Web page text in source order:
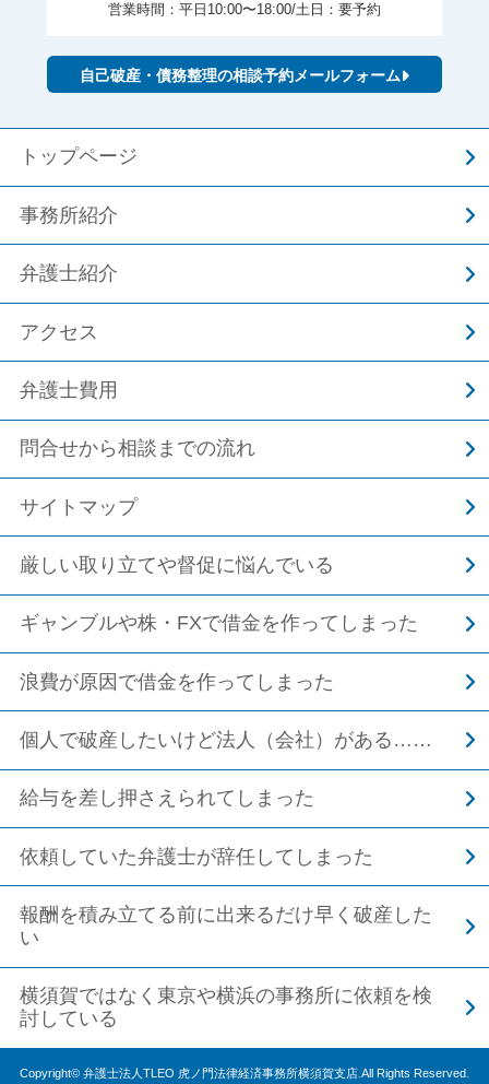
営業時間：平日10:00〜18:00/土日：要予約
自己破産・債務整理の相談予約メールフォーム
トップページ
事務所紹介
弁護士紹介
アクセス
弁護士費用
問合せから相談までの流れ
サイトマップ
厳しい取り立てや督促に悩んでいる
ギャンブルや株・FXで借金を作ってしまった
浪費が原因で借金を作ってしまった
個人で破産したいけど法人（会社）がある……
給与を差し押さえられてしまった
依頼していた弁護士が辞任してしまった
報酬を積み立てる前に出来るだけ早く破産した
い
横須賀ではなく東京や横浜の事務所に依頼を検
討している
Copyright© 弁護士法人TLEO 虎ノ門法律経済事務所横須賀支店.All Rights Reserved.